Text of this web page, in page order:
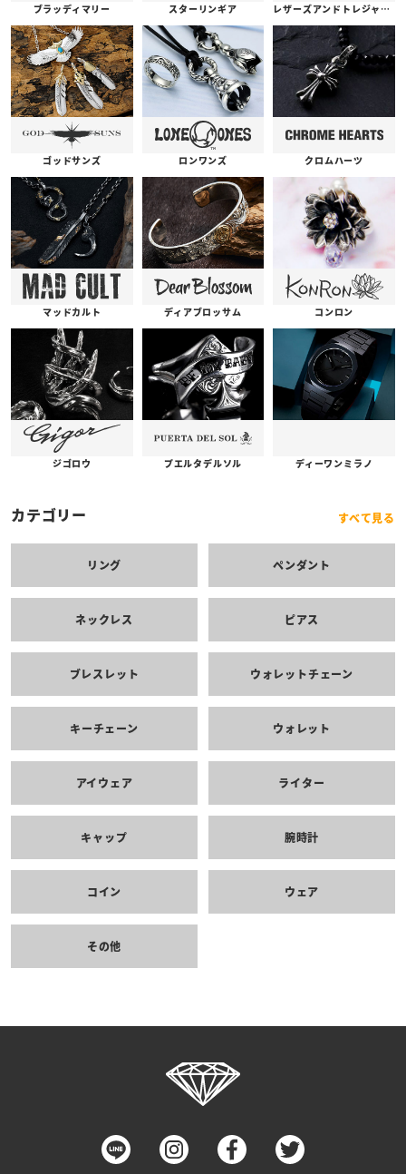
ブラッディマリー スターリンギア レザーズアンドトレジャーズ
ゴッドサンズ ロンワンズ クロムハーツ
マッドカルト ディアブロッサム コンロン
ジゴロウ プエルタデルソル ディーワンミラノ
カテゴリー すべて見る
リング ペンダント
ネックレス ピアス
ブレスレット ウォレットチェーン
キーチェーン ウォレット
アイウェア ライター
キャップ 腕時計
コイン ウェア
その他